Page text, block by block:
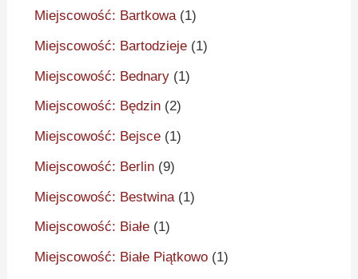
Miejscowość: Bartkowa(1)
Miejscowość: Bartodzieje (1)
Miejscowość: Bednary (1)
Miejscowość: Będzin (2)
Miejscowość: Bejsce (1)
Miejscowość: Berlin (9)
Miejscowość: Bestwina (1)
Miejscowość: Białe (1)
Miejscowość: Białe Piątkowo (1)